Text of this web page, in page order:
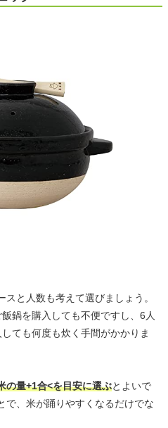
と人数も考えて選びましょう。
鍋を購入しても不便ですし、6人
ても何度も炊く手間がかかりま
の量+1合<を目安に選ぶとよいで
で、米が踊りやすくなるだけでな